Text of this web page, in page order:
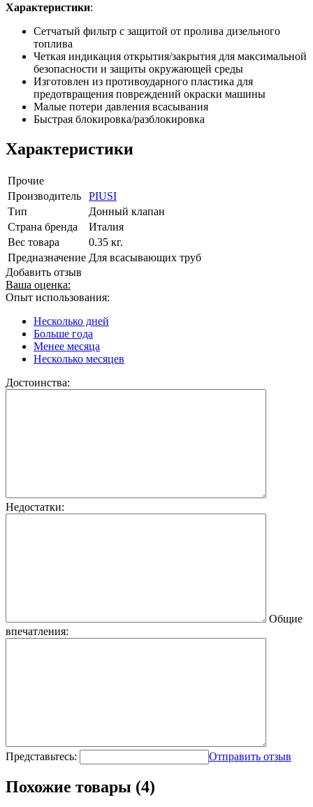
Характеристики:
Сетчатый фильтр с защитой от пролива дизельного
топлива
Четкая индикация открытия/закрытия для максимальной
безопасности и защиты окружающей среды
Изготовлен из противоударного пластика для
предотвращения повреждений окраски машины
Малые потери давления всасывания
Быстрая блокировка/разблокировка
Характеристики
Прочие
Производитель
PIUSI
Тип
Донный клапан
Страна бренда
Италия
Вес товара
0.35 кг.
Предназначение Для всасывающих труб
Добавить отзыв
Ваша оценка:
Опыт использования:
Несколько дней
Больше года
Менее месяца
Несколько месяцев
Достоинства:
Недостатки:
Общие
впечатления:
Представьтесь: Отправить отзыв
Похожие товары (4)